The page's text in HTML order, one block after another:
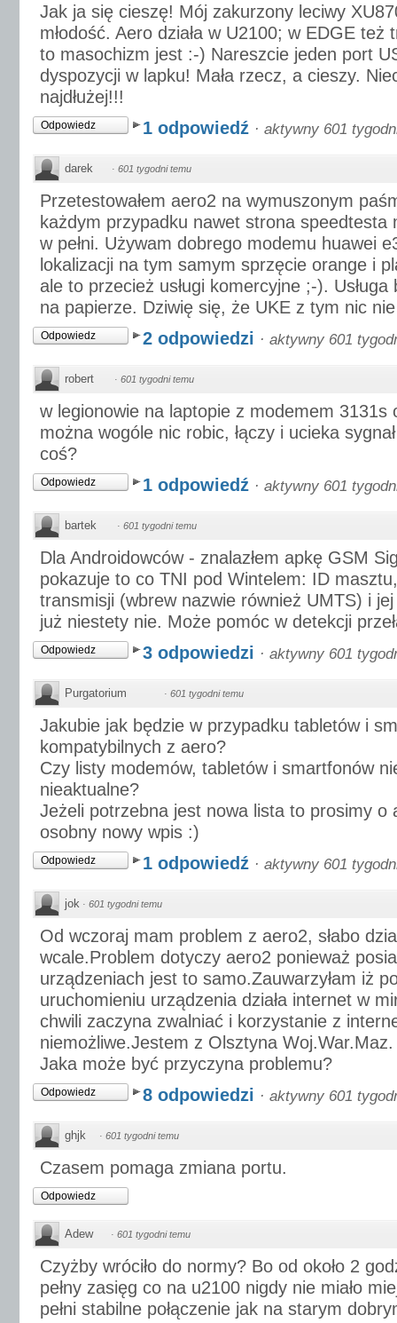
Jak ja się cieszę! Mój zakurzony leciwy
młodość. Aero działa w U2100; w EDGE też
to masochizm jest :-) Nareszcie jeden port
dyspozycji w lapku! Mała rzecz, a cieszy.
najdłużej!!!
Odpowiedz 1 odpowiedź · aktywny 601
darek · 601 tygodni temu
Przetestowałem aero2 na wymuszonym
każdym przypadku nawet strona speedtesta
w pełni. Używam dobrego modemu huawei
lokalizacji na tym samym sprzęcie orange i
ale to przecież usługi komercyjne ;-).
na papierze. Dziwię się, że UKE z tym nic
Odpowiedz 2 odpowiedzi · aktywny 601
robert · 601 tygodni temu
w legionowie na laptopie z modemem 3131s
można wogóle nic robic, łączy i ucieka
coś?
Odpowiedz 1 odpowiedź · aktywny 601
bartek · 601 tygodni temu
Dla Androidowców - znalazłem apkę GSM
pokazuje to co TNI pod Wintelem: ID masztu,
transmisji (wbrew nazwie również UMTS) i
już niestety nie. Może pomóc w detekcji
Odpowiedz 3 odpowiedzi · aktywny 601
Purgatorium · 601 tygodni temu
Jakubie jak będzie w przypadku tabletów i
kompatybilnych z aero?
Czy listy modemów, tabletów i smartfonów
nieaktualne?
Jeżeli potrzebna jest nowa lista to prosimy o
osobny nowy wpis :)
Odpowiedz 1 odpowiedź · aktywny 601
jok · 601 tygodni temu
Od wczoraj mam problem z aero2, słabo
wcale.Problem dotyczy aero2 ponieważ
urządzeniach jest to samo.Zauwarzyłam iż
uruchomieniu urządzenia działa internet w
chwili zaczyna zwalniać i korzystanie z
niemożliwe.Jestem z Olsztyna Woj.War.Maz.
Jaka może być przyczyna problemu?
Odpowiedz 8 odpowiedzi · aktywny 601
ghjk · 601 tygodni temu
Czasem pomaga zmiana portu.
Odpowiedz
Adew · 601 tygodni temu
Czyżby wróciło do normy? Bo od około 2
pełny zasięg co na u2100 nigdy nie miało
pełni stabilne połączenie jak na starym